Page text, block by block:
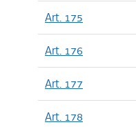
Art. 175
Art. 176
Art. 177
Art. 178